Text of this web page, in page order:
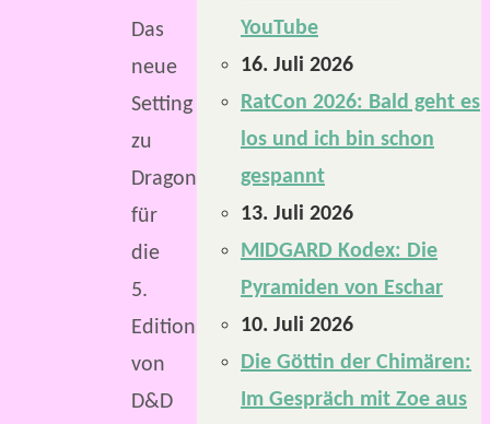
Das
neue
Setting
zu
Dragonlance
für
die
5.
Edition
von
D&D
YouTube
16. Juli 2026
RatCon 2026: Bald geht es
los und ich bin schon
gespannt
13. Juli 2026
MIDGARD Kodex: Die
Pyramiden von Eschar
10. Juli 2026
Die Göttin der Chimären:
Im Gespräch mit Zoe aus